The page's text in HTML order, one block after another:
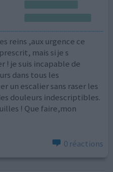
reins ,aux urgence ce
mais si je s
! je suis incapable de
dans tous les
un escalier sans raser les
douleurs indescriptibles.
! Que faire,mon
0 réactions